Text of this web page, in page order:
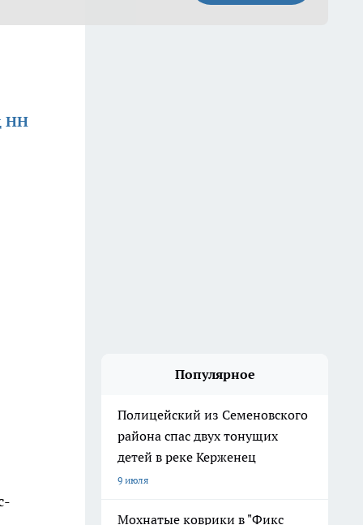
НН
Популярное
Полицейский из Семеновского
района спас двух тонущих
детей в реке Керженец
9 июля
Мохнатые коврики в "Фикс